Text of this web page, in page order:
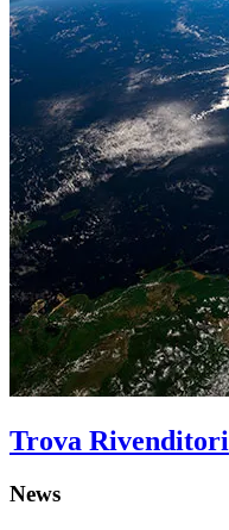
Trova Rivenditori
News